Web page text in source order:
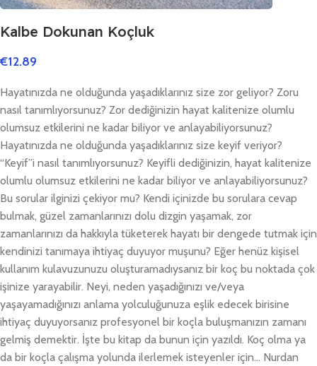
Kalbe Dokunan Koçluk
€12.89
Hayatınızda ne olduğunda yaşadıklarınız size zor geliyor? Zoru
nasıl tanımlıyorsunuz? Zor dediğinizin hayat kalitenize olumlu
olumsuz etkilerini ne kadar biliyor ve anlayabiliyorsunuz?
Hayatınızda ne olduğunda yaşadıklarınız size keyif veriyor?
“Keyif”i nasıl tanımlıyorsunuz? Keyifli dediğinizin, hayat kalitenize
olumlu olumsuz etkilerini ne kadar biliyor ve anlayabiliyorsunuz?
Bu sorular ilginizi çekiyor mu? Kendi içinizde bu sorulara cevap
bulmak, güzel zamanlarınızı dolu dizgin yaşamak, zor
zamanlarınızı da hakkıyla tüketerek hayatı bir dengede tutmak için
kendinizi tanımaya ihtiyaç duyuyor muşunu? Eğer henüz kişisel
kullanım kulavuzunuzu oluşturamadıysanız bir koç bu noktada çok
işinize yarayabilir. Neyi, neden yaşadığınızı ve/veya
yaşayamadığınızı anlama yolculuğunuza eşlik edecek birisine
ihtiyaç duyuyorsanız profesyonel bir koçla buluşmanızın zamanı
gelmiş demektir. İşte bu kitap da bunun için yazıldı. Koç olma ya
da bir koçla çalışma yolunda ilerlemek isteyenler için… Nurdan